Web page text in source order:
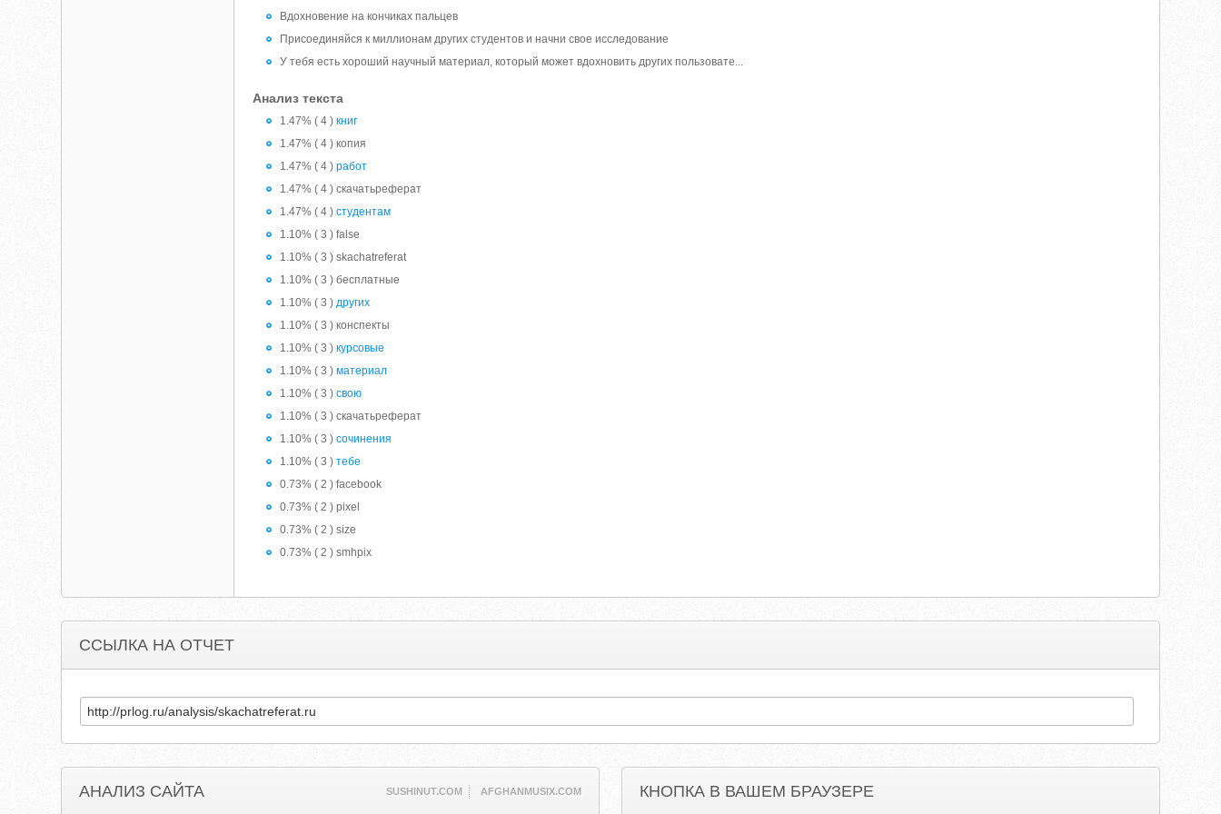
Вдохновение на кончиках пальцев
Присоединяйся к миллионам других студентов и начни свое исследование
У тебя есть хороший научный материал, который может вдохновить других пользовате...
Анализ текста
1.47% ( 4 )книг
1.47% ( 4 ) копия
1.47% ( 4 )работ
1.47% ( 4 ) скачатьpеферат
1.47% ( 4 )студентам
1.10% ( 3 ) false
1.10% ( 3 ) skachatreferat
1.10% ( 3 ) бесплатные
1.10% ( 3 )других
1.10% ( 3 ) конспекты
1.10% ( 3 )курсовые
1.10% ( 3 )материал
1.10% ( 3 )свою
1.10% ( 3 ) скачатьреферат
1.10% ( 3 )сочинения
1.10% ( 3 )тебе
0.73% ( 2 ) facebook
0.73% ( 2 ) pixel
0.73% ( 2 ) size
0.73% ( 2 ) smhpix
ССЫЛКА НА ОТЧЕТ
АНАЛИЗ САЙТА SUSHINUT.COM AFGHANMUSIX.COM КНОПКА В ВАШЕМ БРАУЗЕРЕ